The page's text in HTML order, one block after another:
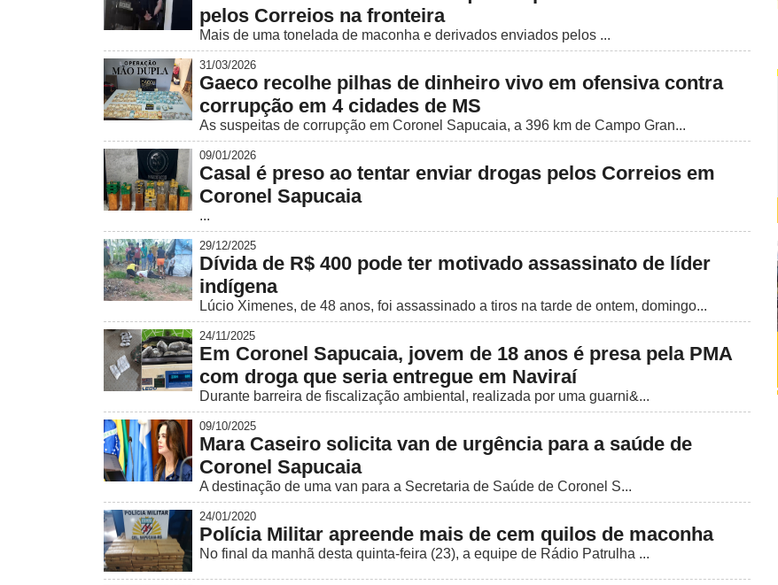
pelos Correios na fronteira
Mais de uma tonelada de maconha e derivados enviados pelos ...
31/03/2026
Gaeco recolhe pilhas de dinheiro vivo em ofensiva contra
corrupção em 4 cidades de MS
As suspeitas de corrupção em Coronel Sapucaia, a 396 km de Campo Gran...
09/01/2026
Casal é preso ao tentar enviar drogas pelos Correios em
Coronel Sapucaia
...
29/12/2025
Dívida de R$ 400 pode ter motivado assassinato de líder
indígena
Lúcio Ximenes, de 48 anos, foi assassinado a tiros na tarde de ontem, domingo...
24/11/2025
Em Coronel Sapucaia, jovem de 18 anos é presa pela PMA
com droga que seria entregue em Naviraí
Durante barreira de fiscalização ambiental, realizada por uma guarni&...
09/10/2025
Mara Caseiro solicita van de urgência para a saúde de
Coronel Sapucaia
A destinação de uma van para a Secretaria de Saúde de Coronel S...
24/01/2020
Polícia Militar apreende mais de cem quilos de maconha
No final da manhã desta quinta-feira (23), a equipe de Rádio Patrulha ...